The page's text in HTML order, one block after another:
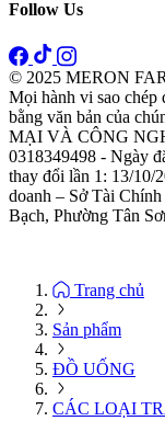
Follow Us
© 2025 MERON
Mọi hành vi sao chép
bằng văn bản của
MẠI VÀ CÔNG
0318349498 - Ngày
thay đổi lần 1: 13/10/
doanh – Sở Tài
Bạch, Phường Tân
Trang chủ
Sản phẩm
ĐỒ UỐNG
CÁC LOẠI